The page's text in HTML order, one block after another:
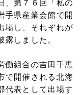
、第７６回「私の
手県産業会館で開
場し、それぞれが
露しました。
働組合の吉田千恵
で開催される北海
代表として出場す